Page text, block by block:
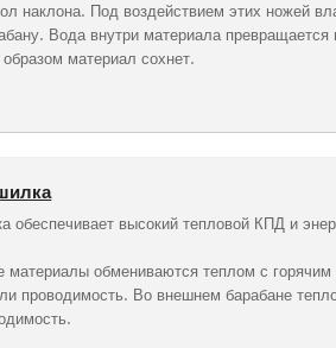
наклона. Под воздействием этих ножей
Вода внутри материала превращается
материал сохнет.
обеспечивает высокий тепловой КПД и
материалы обмениваются теплом с горячим
проводимость. Во внешнем барабане